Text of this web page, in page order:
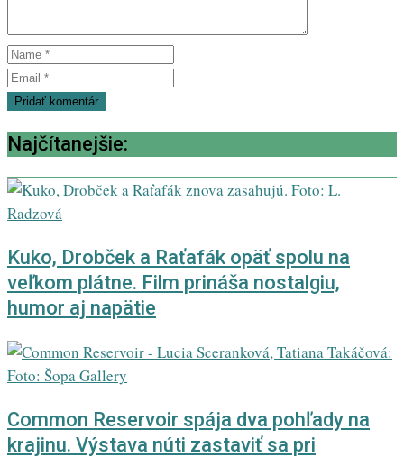
Najčítanejšie:
Kuko, Drobček a Raťafák opäť spolu na
veľkom plátne. Film prináša nostalgiu,
humor aj napätie
Common Reservoir spája dva pohľady na
krajinu. Výstava núti zastaviť sa pri